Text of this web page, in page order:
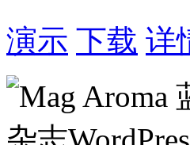
演示 下载 详